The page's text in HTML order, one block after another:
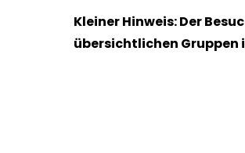
Kleiner Hinweis: Der
übersichtlichen